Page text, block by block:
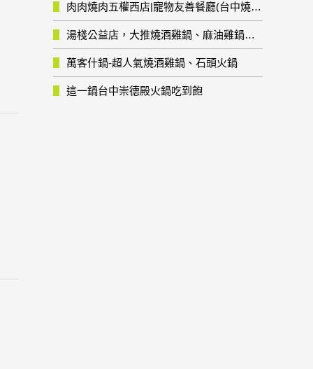
肉肉燒肉五權西店|寵物友善餐廳(台中燒肉推薦)
湯棧公益店，大推燒酒雞鍋、麻油雞鍋暖暖有夠補
萬客什鍋-超人氣燒酒雞鍋、石頭火鍋
這一鍋台中崇德殿火鍋吃到飽